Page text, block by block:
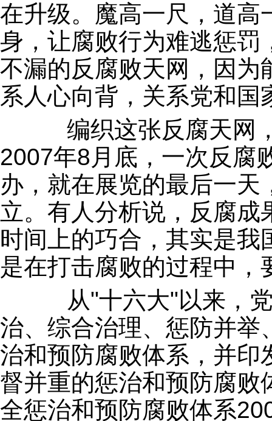
在升级。魔高一尺，道高
身，让腐败行为难逃惩罚
不漏的反腐败天网，因为
系人心向背，关系党和国
编织这张反腐天网，
2007年8月底，一次反腐
办，就在展览的最后一
立。有人分析说，反腐
时间上的巧合，其实是
是在打击腐败的过程中，
从"十六大"以来，党
治、综合治理、惩防并举
治和预防腐败体系，并印
督并重的惩治和预防腐败
全惩治和预防腐败体系